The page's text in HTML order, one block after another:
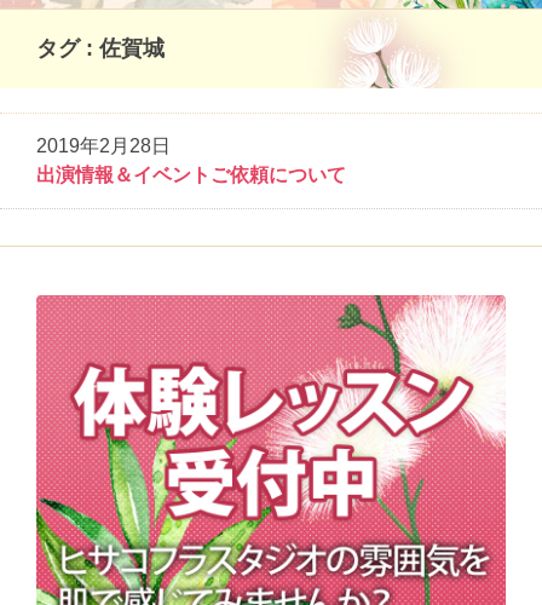
タグ : 佐賀城
2019年2月28日
出演情報＆イベントご依頼について